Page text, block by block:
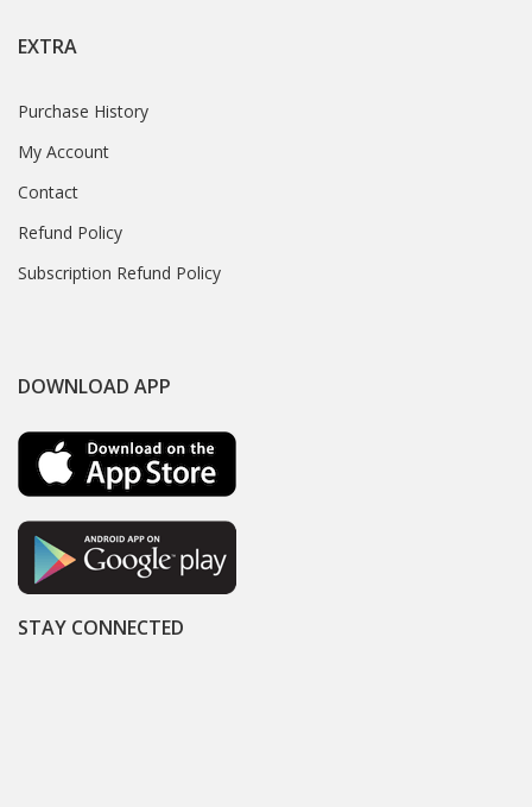
EXTRA
Purchase History
My Account
Contact
Refund Policy
Subscription Refund Policy
DOWNLOAD APP
STAY CONNECTED